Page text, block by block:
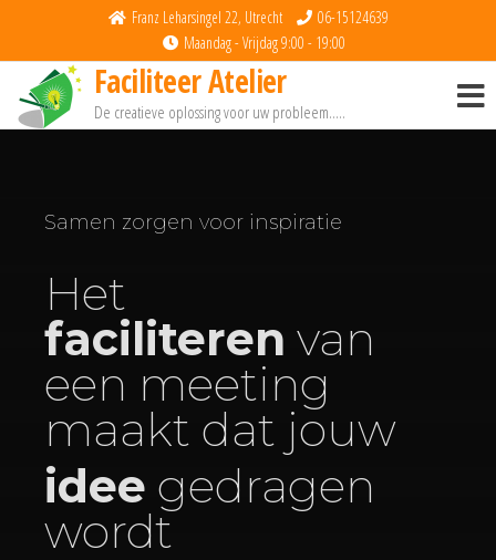
Franz Leharsingel 22, Utrecht
06-15124639
Maandag - Vrijdag 9:00 - 19:00
Faciliteer Atelier
De creatieve oplossing voor uw probleem…..
Samen zorgen voor inspiratie
Het
faciliteren van
een meeting
maakt dat jouw
idee gedragen
wordt